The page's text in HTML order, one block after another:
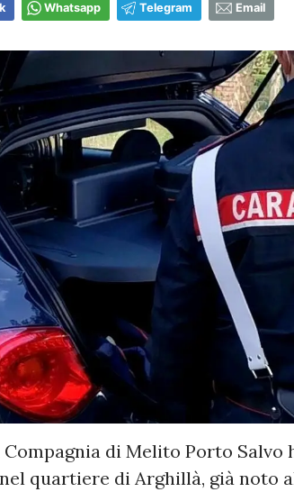
Whatsapp Telegram Email
di Melito Porto Salvo
quartiere di Arghillà, già noto